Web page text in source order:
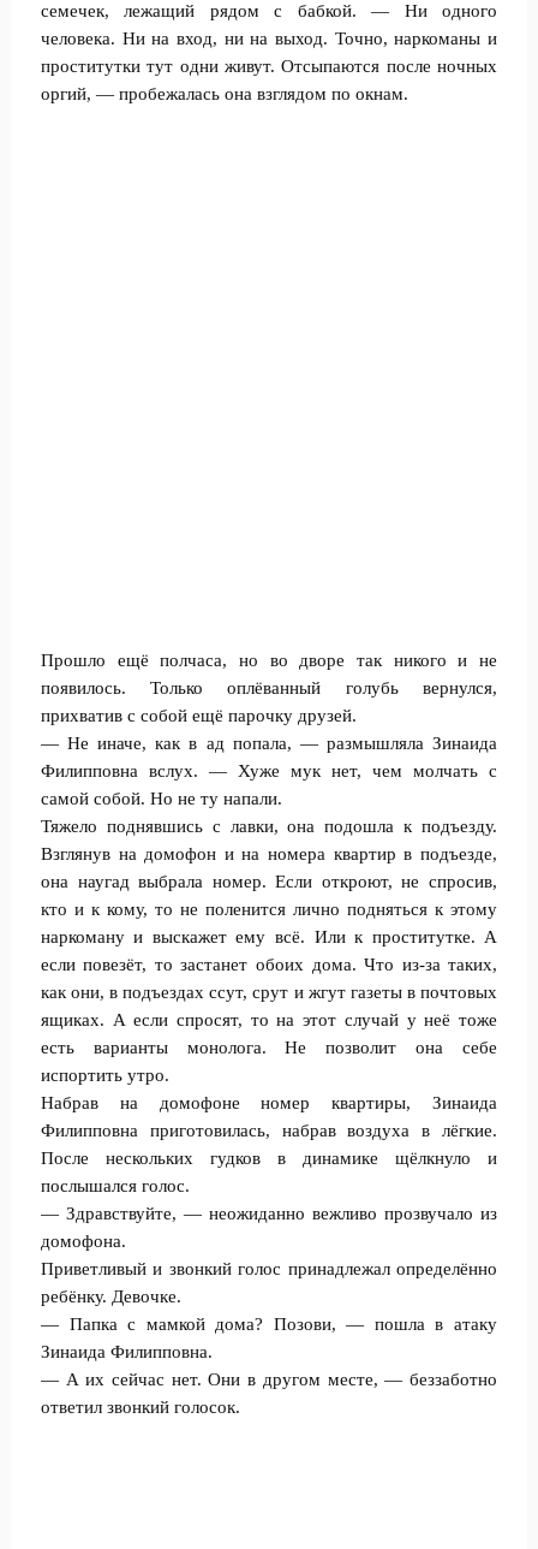
семечек, лежащий рядом с бабкой. — Ни одного
человека. Ни на вход, ни на выход. Точно, наркоманы и
проститутки тут одни живут. Отсыпаются после ночных
оргий, — пробежалась она взглядом по окнам.
Прошло ещё полчаса, но во дворе так никого и не
появилось. Только оплёванный голубь вернулся,
прихватив с собой ещё парочку друзей.
— Не иначе, как в ад попала, — размышляла Зинаида
Филипповна вслух. — Хуже мук нет, чем молчать с
самой собой. Но не ту напали.
Тяжело поднявшись с лавки, она подошла к подъезду.
Взглянув на домофон и на номера квартир в подъезде,
она наугад выбрала номер. Если откроют, не спросив,
кто и к кому, то не поленится лично подняться к этому
наркоману и выскажет ему всё. Или к проститутке. А
если повезёт, то застанет обоих дома. Что из-за таких,
как они, в подъездах ссут, срут и жгут газеты в почтовых
ящиках. А если спросят, то на этот случай у неё тоже
есть варианты монолога. Не позволит она себе
испортить утро.
Набрав на домофоне номер квартиры, Зинаида
Филипповна приготовилась, набрав воздуха в лёгкие.
После нескольких гудков в динамике щёлкнуло и
послышался голос.
— Здравствуйте, — неожиданно вежливо прозвучало из
домофона.
Приветливый и звонкий голос принадлежал определённо
ребёнку. Девочке.
— Папка с мамкой дома? Позови, — пошла в атаку
Зинаида Филипповна.
— А их сейчас нет. Они в другом месте, — беззаботно
ответил звонкий голосок.